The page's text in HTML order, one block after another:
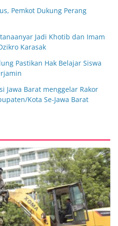
Pemkot Dukung Perang
Jadi Khotib dan Imam
Karasak
Pastikan Hak Belajar Siswa
Jawa Barat menggelar Rakor
Kota Se-Jawa Barat